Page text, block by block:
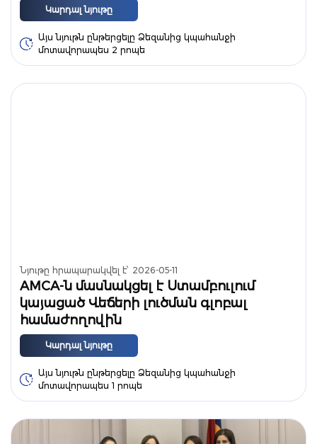
Կարդալ նյութը
Այս նյութն ընթերցելը Ձեզանից կպահանջի
մոտավորապես 2 րոպե
Նյութը հրապարակվել է՝ 2026-05-11
AMCA-ն մասնակցել է Ստամբուլում
կայացած Վեճերի լուծման գլոբալ
համաժողովին
Կարդալ նյութը
Այս նյութն ընթերցելը Ձեզանից կպահանջի
մոտավորապես 1 րոպե